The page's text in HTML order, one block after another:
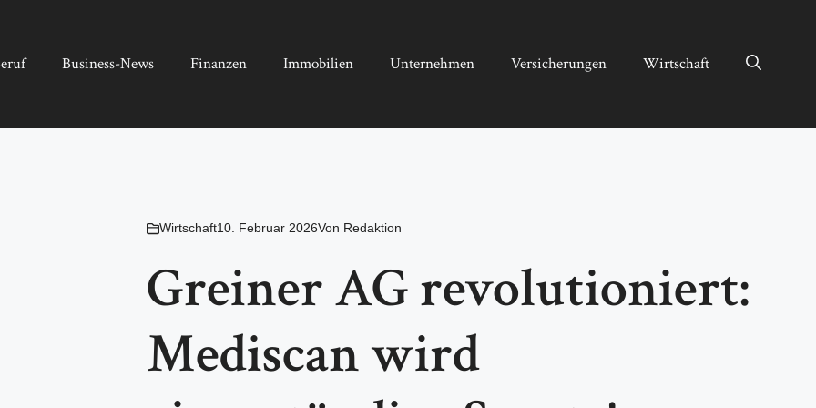
Business-News Finanzen Immobilien Unternehmen Versicherungen Wirtschaft
Wirtschaft10. Februar 2026Von Redaktion
Greiner AG revolutioniert:
Mediscan wird